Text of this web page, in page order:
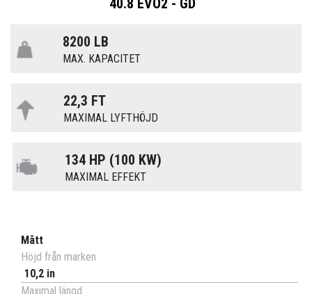
40.8 EVO2 - GD
8200 LB
MAX. KAPACITET
22,3 FT
MAXIMAL LYFTHÖJD
134 HP (100 KW)
MAXIMAL EFFEKT
Mått
Höjd från marken
10,2 in
Maximal längd